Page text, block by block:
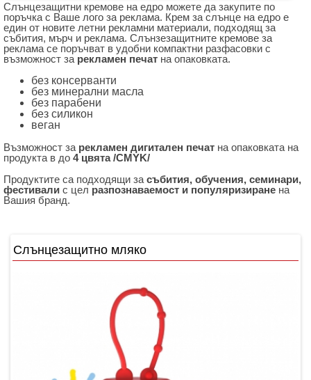
Слънцезащитни кремове на едро можете да закупите по
поръчка с Ваше лого за реклама. Крем за слънце на едро е
един от новите летни рекламни материали, подходящ за
събития, мърч и реклама. Слънзезащитните кремове за
реклама се поръчват в удобни компактни разфасовки с
възможност за рекламен печат на опаковката.
без консерванти
без минерални масла
без парабени
без силикон
веган
Възможност за рекламен дигитален печат на опаковката на
продукта в до 4 цвята /CMYK/
Продуктите са подходящи за събития, обучения, семинари,
фестивали с цел разпознаваемост и популяризиране на
Вашия бранд.
Слънцезащитно мляко